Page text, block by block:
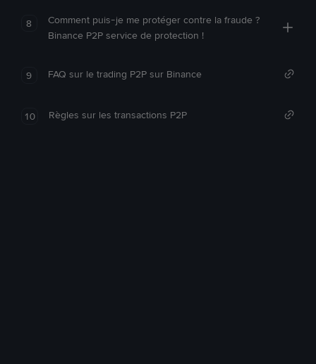
8
Comment puis-je me protéger contre la fraude ?
Binance P2P service de protection !
9 FAQ sur le trading P2P sur Binance
10 Règles sur les transactions P2P